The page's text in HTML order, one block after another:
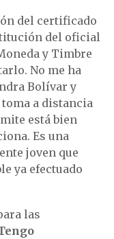
del certificado
del oficial
y Timbre
No me ha
Bolívar y
a distancia
está bien
Es una
joven que
ya efectuado
las